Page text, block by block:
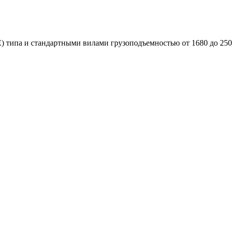
типа и стандартными вилами грузоподъемностью от 1680 до